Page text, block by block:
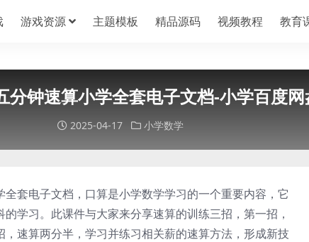
游戏资源 主题模板 精品源码 视频教程 教育
分钟速算小学全套电子文档-小学百度
2025-04-17 小学数学
套电子文档，口算是小学数学学习的一个重要内容，它
学习。此课件与大家来分享速算的训练三招，第一招，
速算两分半，学习并练习相关薪的速算方法，形成新技